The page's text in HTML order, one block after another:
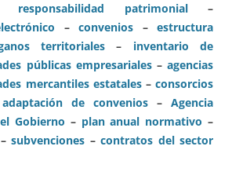
responsabilidad patrimonial–
–convenios –estructura
territoriales – inventario de
públicas empresariales–agencias
mercantiles estatales–consorcios
adaptación de convenios – Agencia
Gobierno – plan anual normativo –
–subvenciones –contratos del sector